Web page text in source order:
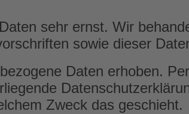
sehr ernst. Wir
sowie dieser
Daten erhoben.
Zweck das geschieht.